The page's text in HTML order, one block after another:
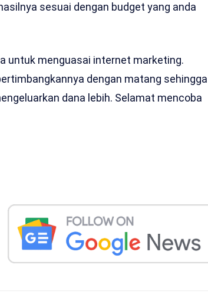
sesuai dengan budget yang anda
untuk menguasai internet marketing.
dengan matang sehingga
dana lebih. Selamat mencoba